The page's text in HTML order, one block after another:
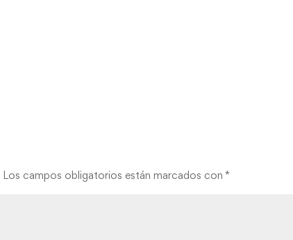
Los campos obligatorios están marcados con *